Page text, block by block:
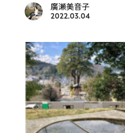
廣瀬美音子
2022.03.04